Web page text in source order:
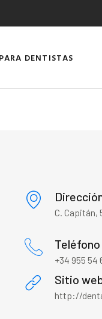
DENTISTAS
C. Capitán,
Teléfono
+34 955 54
Sitio
http://